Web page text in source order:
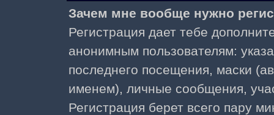
Зачем мне вообще нужно
Регистрация дает тебе
анонимным пользователям:
последнего посещения, маски
именем), личные сообщения,
Регистрация берет всего пару